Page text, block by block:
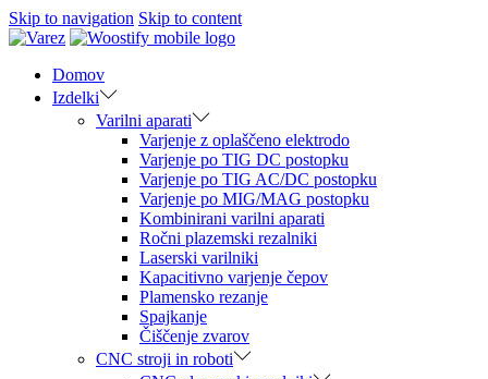
Skip to navigation Skip to content
Domov
Izdelki
Varilni aparati
Varjenje z oplaščeno elektrodo
Varjenje po TIG DC postopku
Varjenje po TIG AC/DC postopku
Varjenje po MIG/MAG postopku
Kombinirani varilni aparati
Ročni plazemski rezalniki
Laserski varilniki
Kapacitivno varjenje čepov
Plamensko rezanje
Spajkanje
Čiščenje zvarov
CNC stroji in roboti